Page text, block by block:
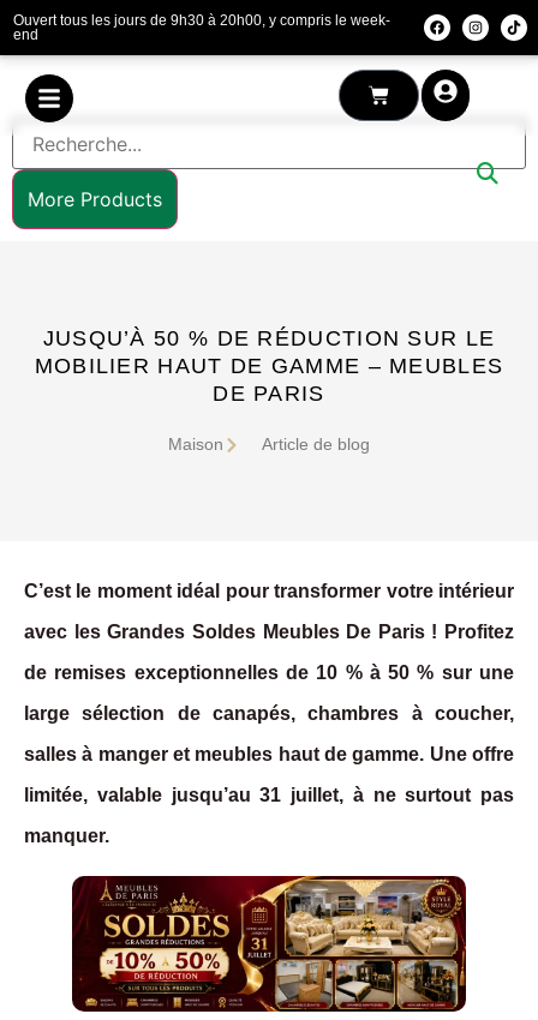
Ouvert tous les jours de 9h30 à 20h00, y compris le week-
end
More Products
JUSQU’À 50 % DE RÉDUCTION SUR LE
MOBILIER HAUT DE GAMME – MEUBLES
DE PARIS
Maison Article de blog
C’est le moment idéal pour transformer votre intérieur
avec les Grandes Soldes Meubles De Paris ! Profitez
de remises exceptionnelles de 10 % à 50 % sur une
large sélection de canapés, chambres à coucher,
salles à manger et meubles haut de gamme. Une offre
limitée, valable jusqu’au 31 juillet, à ne surtout pas
manquer.